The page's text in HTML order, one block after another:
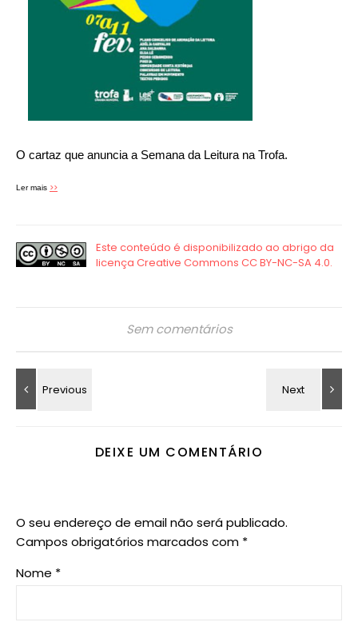
O cartaz que anuncia a Semana da Leitura na Trofa.
Ler mais >>
Sem comentários
DEIXE UM COMENTÁRIO
O seu endereço de email não será publicado.
Campos obrigatórios marcados com *
Nome *